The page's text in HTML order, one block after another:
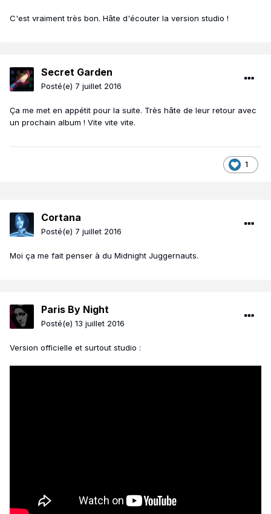
C'est vraiment très bon. Hâte d'écouter la version studio !
Secret Garden
Posté(e) 7 juillet 2016
Ça me met en appétit pour la suite. Très hâte de leur retour avec
un prochain album ! Vite vite vite.
1
Cortana
Posté(e) 7 juillet 2016
Moi ça me fait penser à du Midnight Juggernauts.
Paris By Night
Posté(e) 13 juillet 2016
Version officielle et surtout studio :